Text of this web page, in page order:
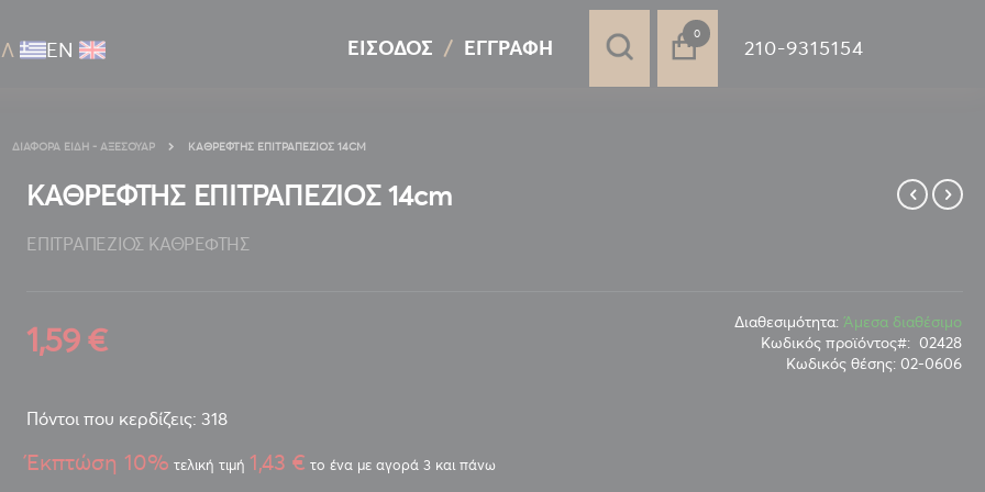
ΕΝ
0στοιχεία
ΕΊΣΟΔΟΣ ΕΓΓΡΑΦΉ 210-9315154
ΔΙΆΦΟΡΑ ΕΊΔΗ - ΑΞΕΣΟΥΆΡ ΚΑΘΡΕΦΤΗΣ ΕΠΙΤΡΑΠΕΖΙΟΣ 14CM
ΚΑΘΡΕΦΤΗΣ ΕΠΙΤΡΑΠΕΖΙΟΣ 14cm
ΕΠΙΤΡΑΠΕΖΙΟΣ ΚΑΘΡΕΦΤΗΣ
1,59 € Διαθεσιμότητα: Άμεσα διαθέσιμο
Κωδικός προϊόντος
02428
Κωδικός θέσης: 02-0606
Πόντοι που κερδίζεις: 318
Έκπτώση 10% τελική τιμή 1,43 € το ένα με αγορά 3 και πάνω